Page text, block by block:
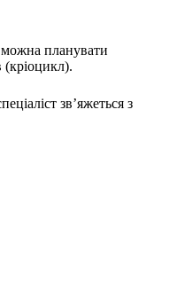
можна планувати
(кріоцикл).
зв’яжеться з